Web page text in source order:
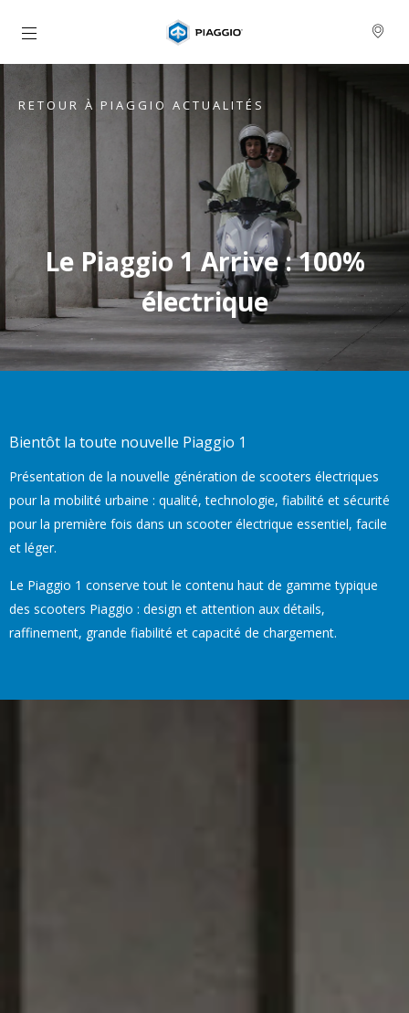
Aller au contenu principal
RETOUR À PIAGGIO ACTUALITÉS
Le Piaggio 1 Arrive : 100%
électrique
Bientôt la toute nouvelle Piaggio 1
Présentation de la nouvelle génération de scooters électriques
pour la mobilité urbaine : qualité, technologie, fiabilité et sécurité
pour la première fois dans un scooter électrique essentiel, facile
et léger.
Le Piaggio 1 conserve tout le contenu haut de gamme typique
des scooters Piaggio : design et attention aux détails,
raffinement, grande fiabilité et capacité de chargement.